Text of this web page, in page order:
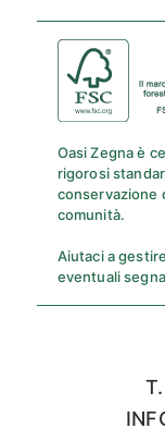
Oasi Zegna è
rigorosi
conservazione
comunità.
Aiutaci a
eventuali